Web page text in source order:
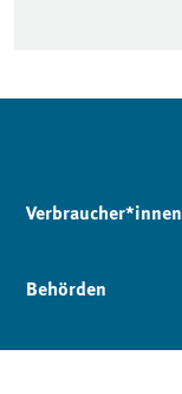
Verbraucher*innen
Behörden